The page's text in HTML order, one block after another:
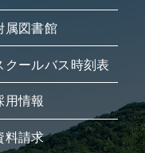
属図書館
クールバス時刻表
用情報
料請求